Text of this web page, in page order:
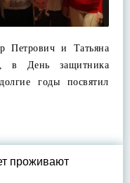
Петрович и Татьяна
в День защитника
годы посвятил
проживают